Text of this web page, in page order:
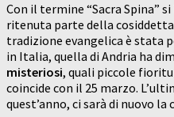
Con il termine “Sacra Spina”
ritenuta parte della cosiddetta
tradizione evangelica è stata
in Italia, quella di Andria ha
misteriosi, quali piccole
coincide con il 25 marzo.
quest’anno, ci sarà di nuovo